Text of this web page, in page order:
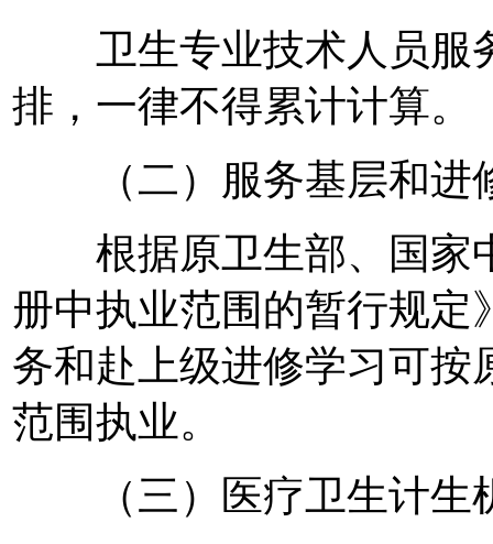
卫生专业技术人员服
排，一律不得累计计算。
（二）服务基层和进
根据原卫生部、国家
册中执业范围的暂行规定
务和赴上级进修学习可按
范围执业。
（三）医疗卫生计生